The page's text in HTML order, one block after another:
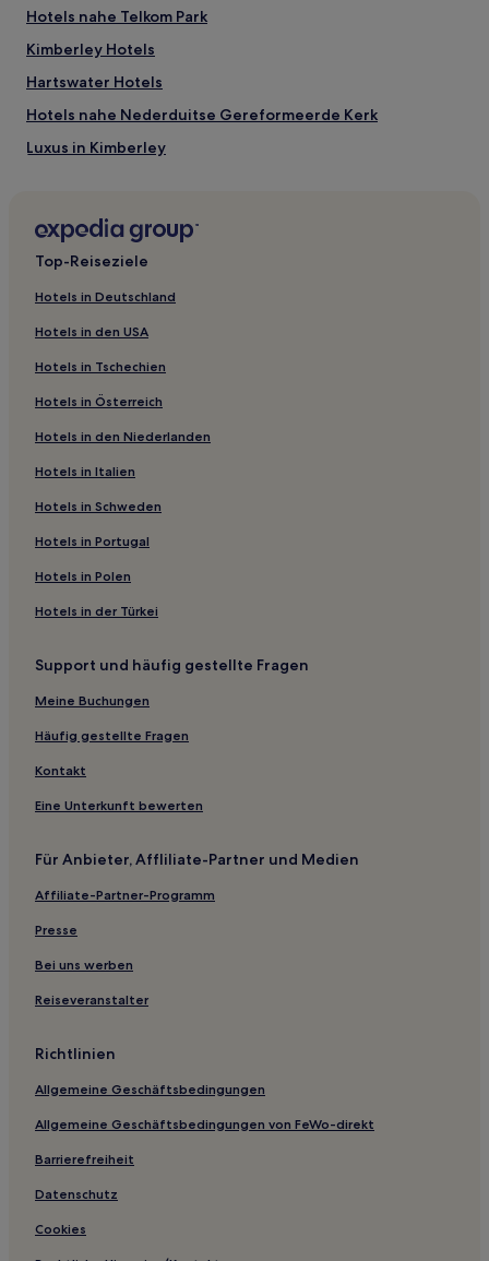
Hotels nahe Telkom Park
Kimberley Hotels
Hartswater Hotels
Hotels nahe Nederduitse Gereformeerde Kerk
Luxus in Kimberley
Top-Reiseziele
Hotels in Deutschland
Hotels in den USA
Hotels in Tschechien
Hotels in Österreich
Hotels in den Niederlanden
Hotels in Italien
Hotels in Schweden
Hotels in Portugal
Hotels in Polen
Hotels in der Türkei
Support und häufig gestellte Fragen
Meine Buchungen
Häufig gestellte Fragen
Kontakt
Eine Unterkunft bewerten
Für Anbieter, Affliliate-Partner und Medien
Affiliate-Partner-Programm
Presse
Bei uns werben
Reiseveranstalter
Richtlinien
Allgemeine Geschäftsbedingungen
Allgemeine Geschäftsbedingungen von FeWo-direkt
Barrierefreiheit
Datenschutz
Cookies